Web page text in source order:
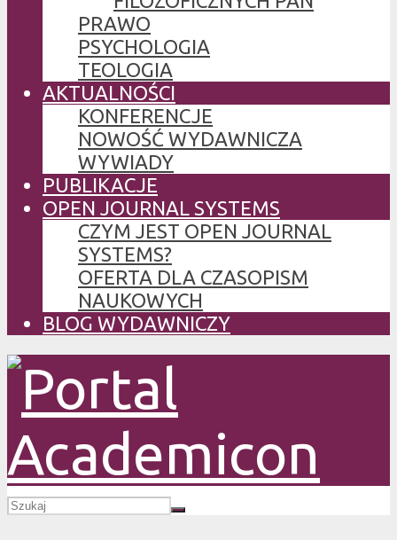
PRAWO
PSYCHOLOGIA
TEOLOGIA
AKTUALNOŚCI
KONFERENCJE
NOWOŚĆ WYDAWNICZA
WYWIADY
PUBLIKACJE
OPEN JOURNAL SYSTEMS
CZYM JEST OPEN JOURNAL
SYSTEMS?
OFERTA DLA CZASOPISM
NAUKOWYCH
BLOG WYDAWNICZY